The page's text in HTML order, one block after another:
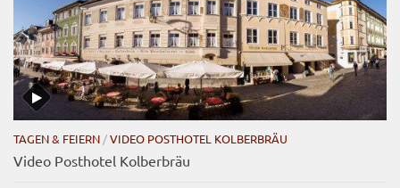
TAGEN & FEIERN /VIDEO POSTHOTEL KOLBERBRÄU
Video Posthotel Kolberbräu